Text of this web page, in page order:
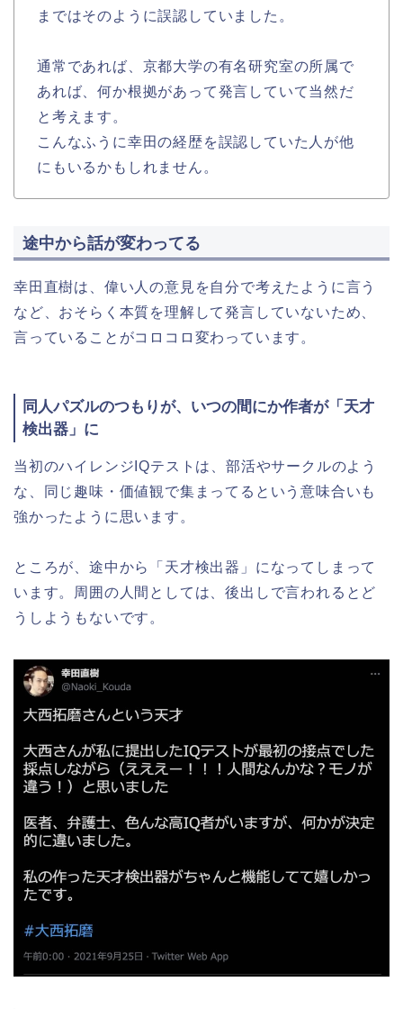
まではそのように誤認していました。
通常であれば、京都大学の有名研究室の所属で
あれば、何か根拠があって発言していて当然だ
と考えます。
こんなふうに幸田の経歴を誤認していた人が他
にもいるかもしれません。
途中から話が変わってる
幸田直樹は、偉い人の意見を自分で考えたように言う
など、おそらく本質を理解して発言していないため、
言っていることがコロコロ変わっています。
同人パズルのつもりが、いつの間にか作者が「天才
検出器」に
当初のハイレンジIQテストは、部活やサークルのよう
な、同じ趣味・価値観で集まってるという意味合いも
強かったように思います。
ところが、途中から「天才検出器」になってしまって
います。周囲の人間としては、後出しで言われるとど
うしようもないです。